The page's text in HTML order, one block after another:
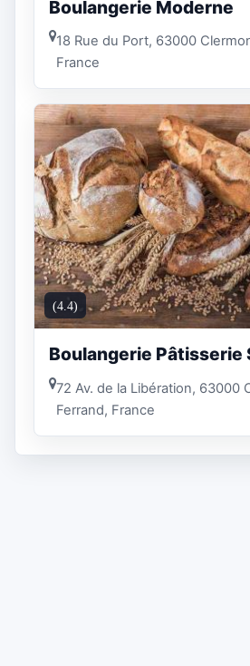
Boulangerie Moderne
18 Rue du Port, 63000
France
(4.4)
Boulangerie Pâtisserie
72 Av. de la Libération, 63000
Ferrand, France